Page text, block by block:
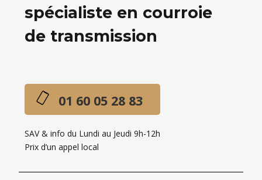
spécialiste en courroie
de transmission
01 60 05 28 83
SAV & info du Lundi au Jeudi 9h-12h
Prix d’un appel local